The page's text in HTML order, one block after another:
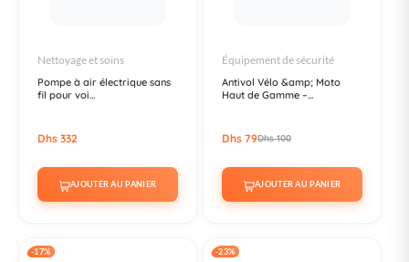
Nettoyage et soins
Pompe à air électrique sans
fil pour voi...
Dhs 332
AJOUTER AU PANIER
Équipement de sécurité
Antivol Vélo &amp; Moto
Haut de Gamme –...
Dhs 79Dhs 100
AJOUTER AU PANIER
-17% -23%